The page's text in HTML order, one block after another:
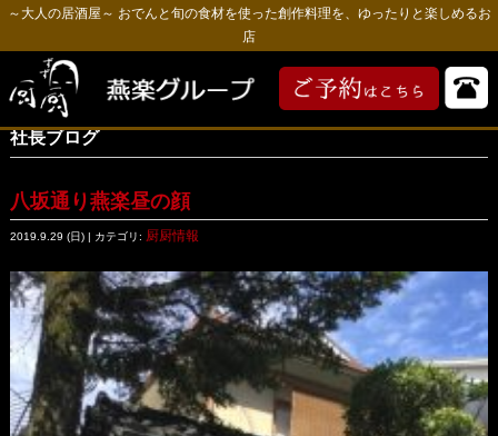
～大人の居酒屋～ おでんと旬の食材を使った創作料理を、ゆったりと楽しめるお
店
社長ブログ
八坂通り燕楽昼の顔
2019.9.29 (日) | カテゴリ: 厨厨情報